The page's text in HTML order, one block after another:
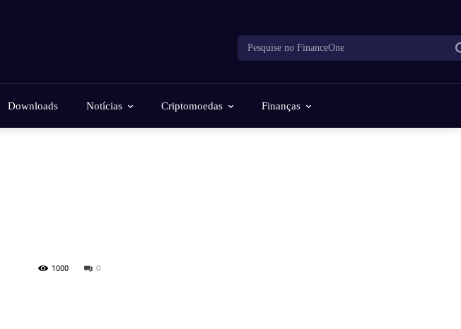
Pesquise no FinanceOne
Downloads Notícias Criptomoedas Finanças
0
1000